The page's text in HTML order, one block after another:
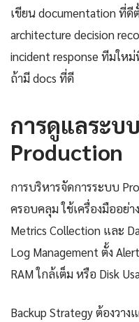
เขียน documentation ที่ดี
architecture decision
incident response ทีมใหม่
ถ้ามี docs ที่ดี
การดูแลระบ
Production
การบริหารจัดการระบบ
ครอบคลุม ใช้เครื่องมืออย่า
Metrics Collection และ
Log Management ตั้ง
RAM ใกล้เต็ม หรือ Disk
Backup Strategy ต้องวา